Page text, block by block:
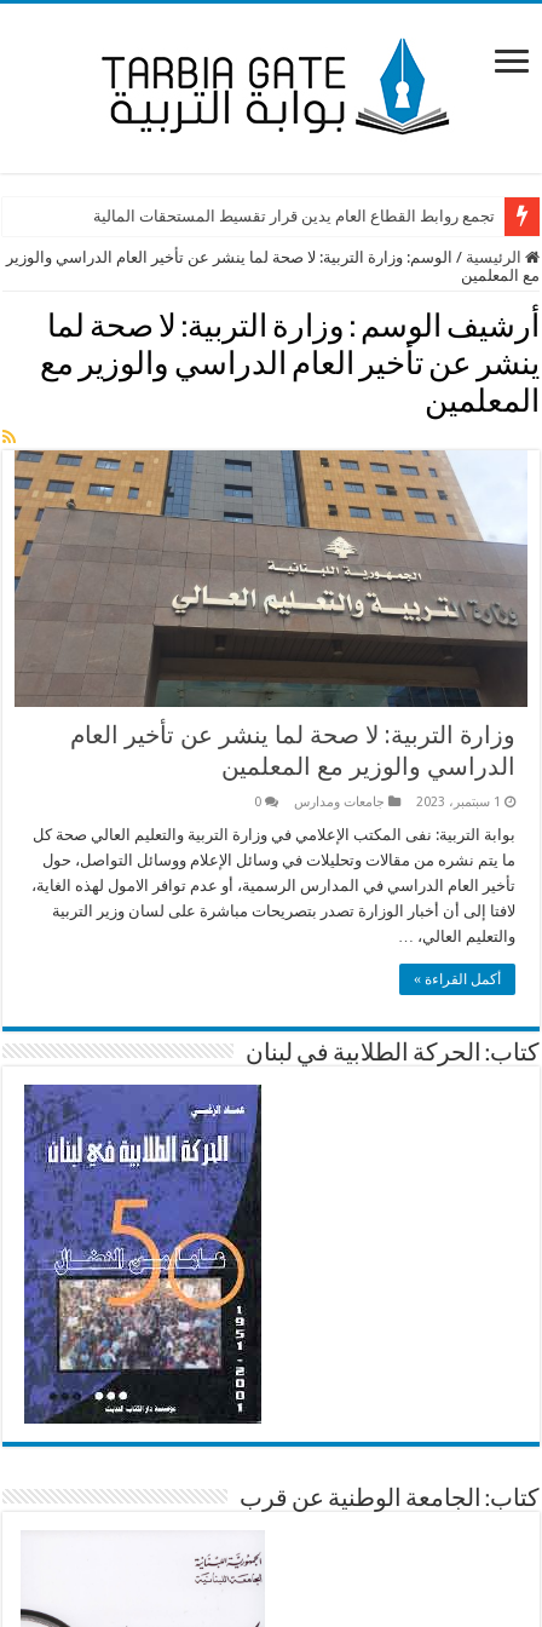
تجمع روابط القطاع العام يدين قرار تقسيط المستحقات المالية
الرئيسية / الوسم:وزارة التربية: لا صحة لما ينشر عن تأخير العام الدراسي والوزير
مع المعلمين
أرشيف الوسم : وزارة التربية: لا صحة لما
ينشر عن تأخير العام الدراسي والوزير مع
المعلمين
وزارة التربية: لا صحة لما ينشر عن تأخير العام
الدراسي والوزير مع المعلمين
1 سبتمبر، 2023 جامعات ومدارس 0
بوابة التربية: نفى المكتب الإعلامي في وزارة التربية والتعليم العالي صحة كل
ما يتم نشره من مقالات وتحليلات في وسائل الإعلام ووسائل التواصل، حول
تأخير العام الدراسي في المدارس الرسمية، أو عدم توافر الامول لهذه الغاية،
لافتا إلى أن أخبار الوزارة تصدر بتصريحات مباشرة على لسان وزير التربية
والتعليم العالي، …
أكمل القراءة »
كتاب: الحركة الطلابية في لبنان
كتاب: الجامعة الوطنية عن قرب